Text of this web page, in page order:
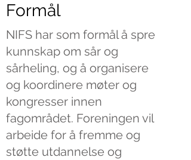
Formål
NIFS har som formål å spre
kunnskap om sår og
sårheling, og å organisere
og koordinere møter og
kongresser innen
fagområdet. Foreningen vil
arbeide for å fremme og
støtte utdannelse og